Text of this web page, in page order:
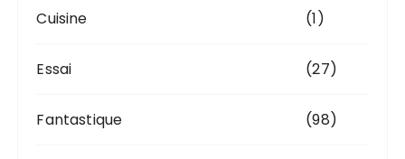
Cuisine (1)
Essai (27)
Fantastique (98)